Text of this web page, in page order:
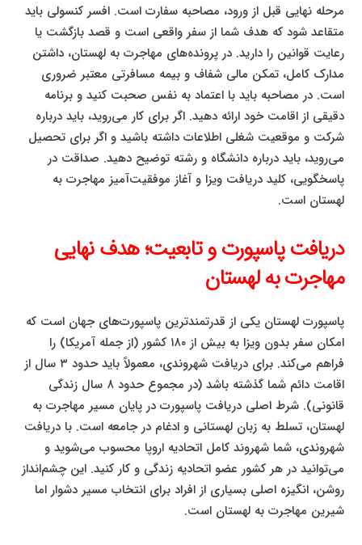
مرحله نهایی قبل از ورود، مصاحبه سفارت است. افسر کنسولی باید
متقاعد شود که هدف شما از سفر واقعی است و قصد بازگشت یا
رعایت قوانین را دارید. در پرونده‌های مهاجرت به لهستان، داشتن
مدارک کامل، تمکن مالی شفاف و بیمه مسافرتی معتبر ضروری
است. در مصاحبه باید با اعتماد به نفس صحبت کنید و برنامه
دقیقی از اقامت خود ارائه دهید. اگر برای کار می‌روید، باید درباره
شرکت و موقعیت شغلی اطلاعات داشته باشید و اگر برای تحصیل
می‌روید، باید درباره دانشگاه و رشته توضیح دهید. صداقت در
پاسخگویی، کلید دریافت ویزا و آغاز موفقیت‌آمیز مهاجرت به
لهستان است.
دریافت پاسپورت و تابعیت؛ هدف نهایی
مهاجرت به لهستان
پاسپورت لهستان یکی از قدرتمندترین پاسپورت‌های جهان است که
امکان سفر بدون ویزا به بیش از ۱۸۰ کشور (از جمله آمریکا) را
فراهم می‌کند. برای دریافت شهروندی، معمولاً باید حدود ۳ سال از
اقامت دائم شما گذشته باشد (در مجموع حدود ۸ سال زندگی
قانونی). شرط اصلی دریافت پاسپورت در پایان مسیر مهاجرت به
لهستان، تسلط به زبان لهستانی و ادغام در جامعه است. با دریافت
شهروندی، شما شهروند کامل اتحادیه اروپا محسوب می‌شوید و
می‌توانید در هر کشور عضو اتحادیه زندگی و کار کنید. این چشم‌انداز
روشن، انگیزه اصلی بسیاری از افراد برای انتخاب مسیر دشوار اما
شیرین مهاجرت به لهستان است.